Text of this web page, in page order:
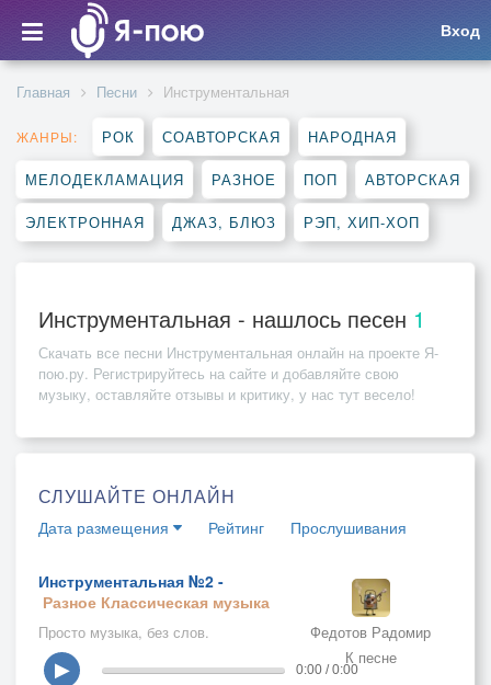
Вход
Главная Песни Инструментальная
ЖАНРЫ: РОК СОАВТОРСКАЯ НАРОДНАЯ
МЕЛОДЕКЛАМАЦИЯ РАЗНОЕ ПОП АВТОРСКАЯ
ЭЛЕКТРОННАЯ ДЖАЗ, БЛЮЗ РЭП, ХИП-ХОП
Инструментальная - нашлось песен 1
Скачать все песни Инструментальная онлайн на проекте Я-
пою.ру. Регистрируйтесь на сайте и добавляйте свою
музыку, оставляйте отзывы и критику, у нас тут весело!
СЛУШАЙТЕ ОНЛАЙН
Дата размещения Рейтинг Прослушивания
Инструментальная №2 -
Разное Классическая музыка
Просто музыка, без слов.
Федотов Радомир
К песне
▶ 0:00 / 0:00